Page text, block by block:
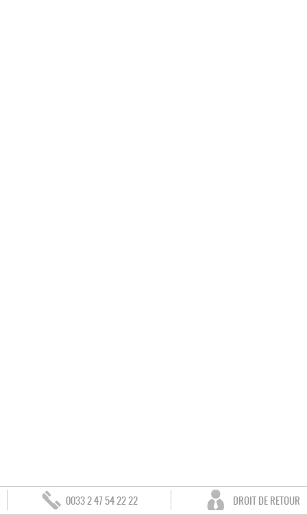
0033 2 47 54 22 22 DROIT DE RETOUR